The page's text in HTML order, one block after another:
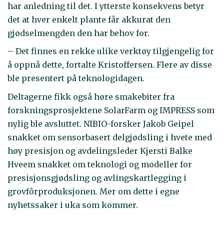
har anledning til det. I ytterste konsekvens betyr
det at hver enkelt plante får akkurat den
gjødselmengden den har behov for.
– Det finnes en rekke ulike verktøy tilgjengelig for
å oppnå dette, fortalte Kristoffersen. Flere av disse
ble presentert på teknologidagen.
Deltagerne fikk også høre smakebiter fra
forskningsprosjektene SolarFarm og IMPRESS som
nylig ble avsluttet. NIBIO-forsker Jakob Geipel
snakket om sensorbasert delgjødsling i hvete med
høy presisjon og avdelingsleder Kjersti Balke
Hveem snakket om teknologi og modeller for
presisjonsgjødsling og avlingskartlegging i
grovfôrproduksjonen. Mer om dette i egne
nyhetssaker i uka som kommer.